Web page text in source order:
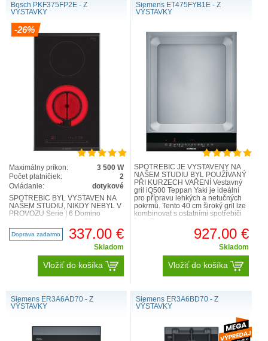
Bosch PKF375FP2E - Z
VÝSTAVKY
-26%
Maximálny príkon:
3 500 W
Počet platničiek:
2
Ovládanie:
dotykové
SPOTŘEBIČ BYL VYSTAVEN NA
NAŠEM STUDIU, NIKDY NEBYL V
PROVOZU Serie | 6 Domino
Černá PKF375FP2E Technická
specif..
Doprava zadarmo 337.00 €
Skladom
Vložiť do košíka
Siemens ET475FYB1E - Z
VÝSTAVKY
SPOTŘEBIČ JE VYSTAVENÝ NA
NAŠEM STUDIU BYL POUŽÍVANÝ
PŘI KURZECH VAŘENÍ Vestavný
gril iQ500 Teppan Yaki je ideální
pro přípravu lehkých a netučných
pokrmů. Tento 40 cm široký gril lze
kombinovat s ostatními spotřebiči
deskami ve fazetovém designu...
927.00 €
Skladom
Vložiť do košíka
Siemens ER3A6AD70 - Z
VÝSTAVKY
Siemens ER3A6BD70 - Z
VÝSTAVKY